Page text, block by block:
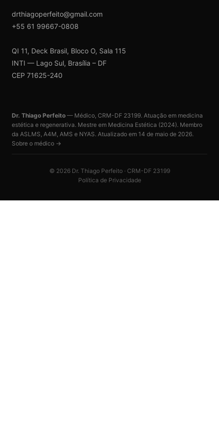
drthiagoperfeito@gmail.com
+55 61 99667-0808
QI 11, Deck Brasil, Bloco O, Sala 115
INTI — Lago Sul, Brasília – DF
CEP 71625-240
Dr. Thiago Perfeito — Médico, CRM-DF 23199. Atuação em medicina
estética e regenerativa. Mestre em Medicina Estética (2024). Membro
da ASLMS, A4M, AMS e NYAS. Atualizado em 14 de maio de 2026.
Sobre o médico →
© 2026Dr. Thiago Perfeito · CRM-DF 23199
Política de Privacidade